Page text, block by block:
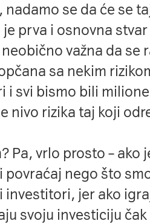
se da će se
je prva i osnovna
važna da se
sa nekim
i svi bismo bili
nivo rizika taj koji
Pa, vrlo prosto – ako
povraćaj nego što
investitori, jer ako
svoju investiciju